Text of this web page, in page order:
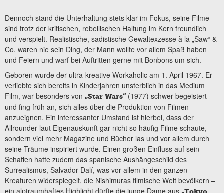
Dennoch stand die Unterhaltung stets klar im Fokus, seine Filme
sind trotz der kritischen, rebellischen Haltung im Kern freundlich
und verspielt. Realistische, sadistische Gewaltexzesse à la „Saw“ &
Co. waren nie sein Ding, der Mann wollte vor allem Spaß haben
und Feiern und warf bei Auftritten gerne mit Bonbons um sich.
Geboren wurde der ultra-kreative Workaholic am 1. April 1967. Er
verliebte sich bereits in Kinderjahren unsterblich in das Medium
Film, war besonders von „Star Wars“ (1977) schwer begeistert
und fing früh an, sich alles über die Produktion von Filmen
anzueignen. Ein interessanter Umstand ist hierbei, dass der
Allrounder laut Eigenauskunft gar nicht so häufig Filme schaute,
sondern viel mehr Magazine und Bücher las und vor allem durch
seine Träume inspiriert wurde. Einen großen Einfluss auf sein
Schaffen hatte zudem das spanische Aushängeschild des
Surrealismus, Salvador Dalí, was vor allem in den ganzen
Kreaturen widerspiegelt, die Nishimuras filmische Welt bevölkern –
ein alptraumhaftes Highlight dürfte die junge Dame aus „Tokyo